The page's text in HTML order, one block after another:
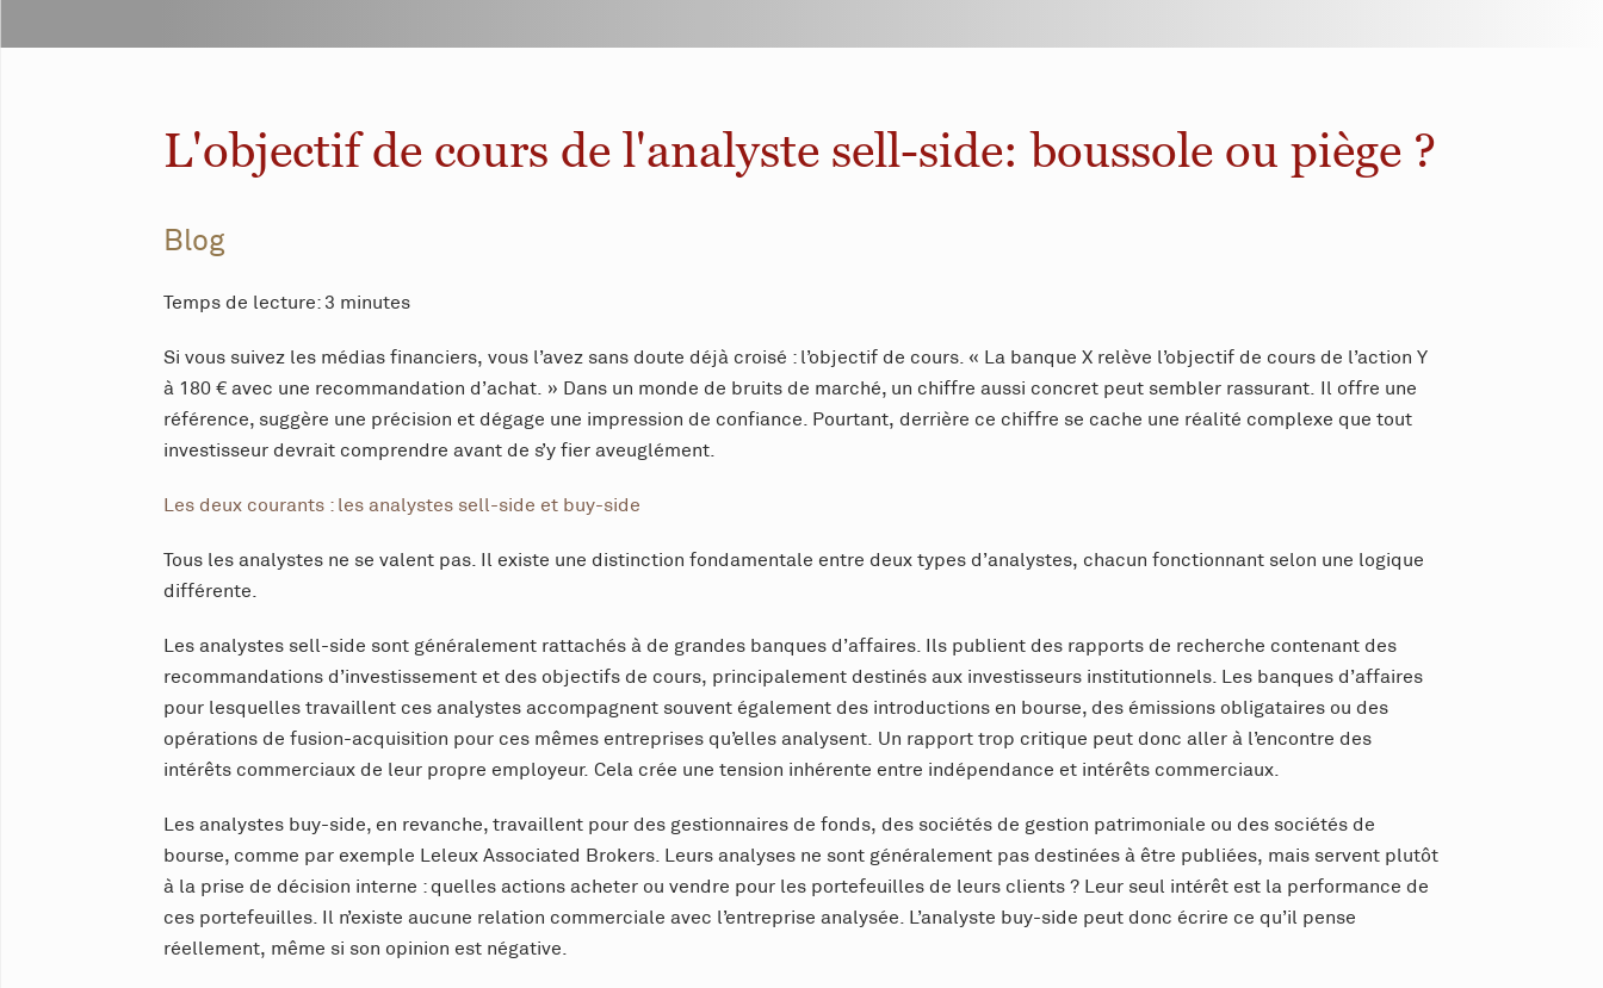
L'objectif de cours de l'analyste sell-side: boussole ou piège ?
Blog
Temps de lecture: 3 minutes
Si vous suivez les médias financiers, vous l’avez sans doute déjà croisé : l’objectif de cours. « La banque X relève l’objectif de cours de l’action Y
à 180 € avec une recommandation d’achat. » Dans un monde de bruits de marché, un chiffre aussi concret peut sembler rassurant. Il offre une
référence, suggère une précision et dégage une impression de confiance. Pourtant, derrière ce chiffre se cache une réalité complexe que tout
investisseur devrait comprendre avant de s’y fier aveuglément.
Les deux courants : les analystes sell-side et buy-side
Tous les analystes ne se valent pas. Il existe une distinction fondamentale entre deux types d’analystes, chacun fonctionnant selon une logique
différente.
Les analystes sell-side sont généralement rattachés à de grandes banques d’affaires. Ils publient des rapports de recherche contenant des
recommandations d’investissement et des objectifs de cours, principalement destinés aux investisseurs institutionnels. Les banques d’affaires
pour lesquelles travaillent ces analystes accompagnent souvent également des introductions en bourse, des émissions obligataires ou des
opérations de fusion-acquisition pour ces mêmes entreprises qu’elles analysent. Un rapport trop critique peut donc aller à l’encontre des
intérêts commerciaux de leur propre employeur. Cela crée une tension inhérente entre indépendance et intérêts commerciaux.
Les analystes buy-side, en revanche, travaillent pour des gestionnaires de fonds, des sociétés de gestion patrimoniale ou des sociétés de
bourse, comme par exemple Leleux Associated Brokers. Leurs analyses ne sont généralement pas destinées à être publiées, mais servent plutôt
à la prise de décision interne : quelles actions acheter ou vendre pour les portefeuilles de leurs clients ? Leur seul intérêt est la performance de
ces portefeuilles. Il n’existe aucune relation commerciale avec l’entreprise analysée. L’analyste buy-side peut donc écrire ce qu’il pense
réellement, même si son opinion est négative.